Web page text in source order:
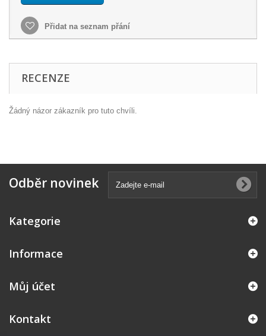
Přidat na seznam přání
RECENZE
Žádný názor zákazník pro tuto chvíli.
Odběr novinek
Kategorie
Informace
Můj účet
Kontakt